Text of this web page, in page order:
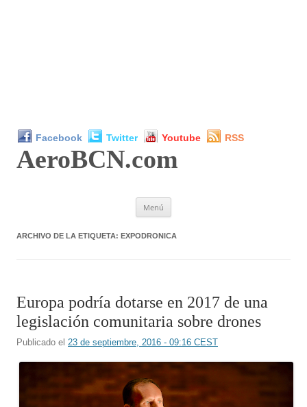
Facebook Twitter Youtube RSS
AeroBCN.com
Menú
ARCHIVO DE LA ETIQUETA: EXPODRONICA
Europa podría dotarse en 2017 de una
legislación comunitaria sobre drones
Publicado el 23 de septiembre, 2016 - 09:16 CEST